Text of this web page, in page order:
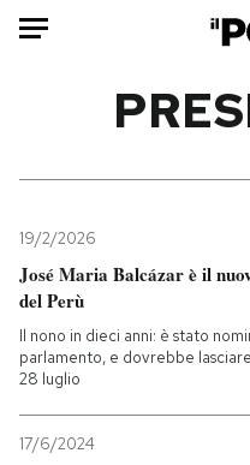
Mondo
Politica
Tecnologia
Internet
Scienza
Economia
19/2/2026
José Maria Balcázar è il
del Perù
Il nono in dieci anni: è stato
parlamento, e dovrebbe
28 luglio
17/6/2024